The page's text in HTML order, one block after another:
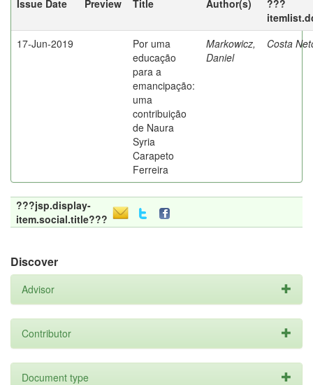
Issue Date Preview Title Author(s)
???
17-Jun-2019
Por uma
educação
para a
emancipação:
uma
contribuição
de Naura
Syria
Carapeto
Ferreira
Markowicz,
Daniel
Costa
???jsp.display-
item.social.title???
Discover
Advisor
Contributor
Document type